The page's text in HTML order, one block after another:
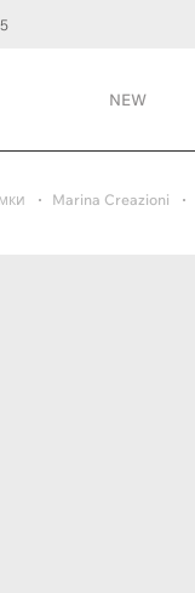
NEW
Marina Creazioni